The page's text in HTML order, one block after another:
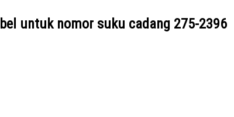
untuk nomor suku cadang 275-2396